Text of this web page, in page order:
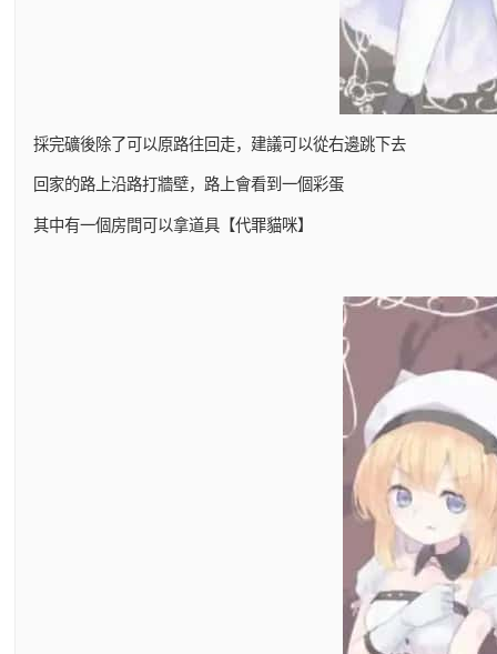
採完礦後除了可以原路往回走，建議可以從右邊跳下去
回家的路上沿路打牆壁，路上會看到一個彩蛋
其中有一個房間可以拿道具【代罪貓咪】